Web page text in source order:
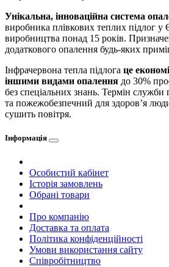
Унікальна, інноваційна система
виробника плівкових теплих підлог у
виробництва понад 15 років.
додаткового опалення будь-яких
Інфрачервона тепла підлога це
іншими видами опалення до 30%
без спеціальних знань. Термін служби
та пожежобезпечний для здоров’я
сушить повітря.
Інформація
Особистий кабінет
Історія замовлень
Обрані товари
Про компанію
Доставка та оплата
Політика конфіденційності
Умови використання сайту
Співробітництво